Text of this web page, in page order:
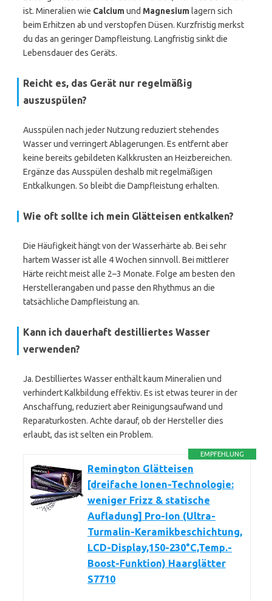
ist. Mineralien wie Calciumund Magnesium lagern sich
beim Erhitzen ab und verstopfen Düsen. Kurzfristig merkst
du das an geringer Dampfleistung. Langfristig sinkt die
Lebensdauer des Geräts.
Reicht es, das Gerät nur regelmäßig
auszuspülen?
Ausspülen nach jeder Nutzung reduziert stehendes
Wasser und verringert Ablagerungen. Es entfernt aber
keine bereits gebildeten Kalkkrusten an Heizbereichen.
Ergänze das Ausspülen deshalb mit regelmäßigen
Entkalkungen. So bleibt die Dampfleistung erhalten.
Wie oft sollte ich mein Glätteisen entkalken?
Die Häufigkeit hängt von der Wasserhärte ab. Bei sehr
hartem Wasser ist alle 4 Wochen sinnvoll. Bei mittlerer
Härte reicht meist alle 2–3 Monate. Folge am besten den
Herstellerangaben und passe den Rhythmus an die
tatsächliche Dampfleistung an.
Kann ich dauerhaft destilliertes Wasser
verwenden?
Ja. Destilliertes Wasser enthält kaum Mineralien und
verhindert Kalkbildung effektiv. Es ist etwas teurer in der
Anschaffung, reduziert aber Reinigungsaufwand und
Reparaturkosten. Achte darauf, ob der Hersteller dies
erlaubt, das ist selten ein Problem.
EMPFEHLUNG
Remington Glätteisen
[dreifache Ionen-Technologie:
weniger Frizz & statische
Aufladung] Pro-Ion (Ultra-
Turmalin-Keramikbeschichtung,
LCD-Display,150-230°C,Temp.-
Boost-Funktion) Haarglätter
S7710